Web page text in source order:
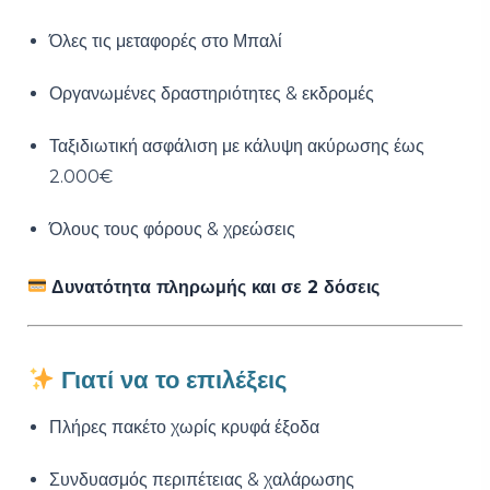
Όλες τις μεταφορές στο Μπαλί
Οργανωμένες δραστηριότητες & εκδρομές
Ταξιδιωτική ασφάλιση με κάλυψη ακύρωσης έως
2.000€
Όλους τους φόρους & χρεώσεις
Δυνατότητα πληρωμής και σε 2 δόσεις
Γιατί να το επιλέξεις
Πλήρες πακέτο χωρίς κρυφά έξοδα
Συνδυασμός περιπέτειας & χαλάρωσης